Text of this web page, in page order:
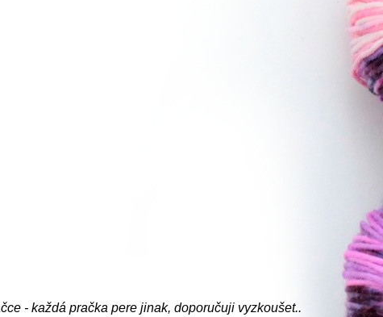
- každá pračka pere jinak, doporučuji vyzkoušet..